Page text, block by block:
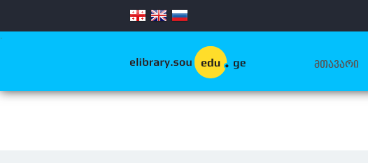
.
ᲛᲗᲐᲕᲐᲠᲘ